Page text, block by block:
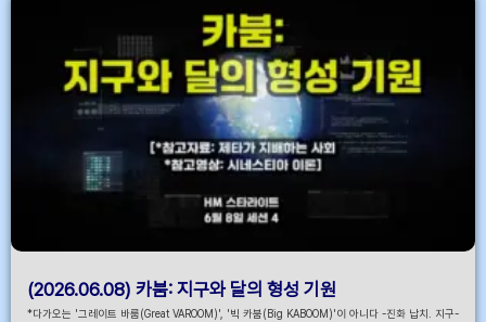
(2026.06.08) 카붐: 지구와 달의 형성 기원
*다가오는 '그레이트 바룸(Great VAROOM)', '빅 카붐(Big KABOOM)'이 아니다 -진화 납치. 지구-